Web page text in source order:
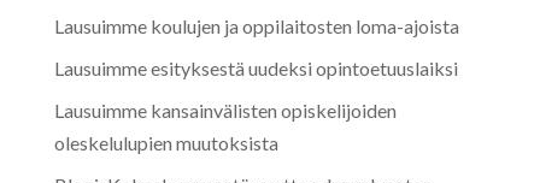
Lausuimme koulujen ja oppilaitosten loma-ajoista
Lausuimme esityksestä uudeksi opintoetuuslaiksi
Lausuimme kansainvälisten opiskelijoiden
oleskelulupien muutoksista